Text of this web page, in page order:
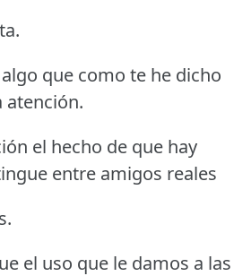
que como te he dicho
atención.
el hecho de que hay
entre amigos reales
el uso que le damos a las